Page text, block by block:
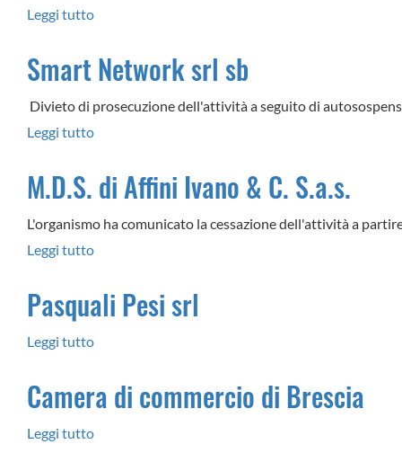
E
C.
LENZILAB
Leggi tutto
SRL
Smart Network srl sb
Divieto di prosecuzione dell'attività a seguito di
Leggi tutto
Network
M.D.S. di Affini Ivano & C. S.a.s.
L'organismo ha comunicato la cessazione dell'attività a
Leggi tutto
di
C.
Pasquali Pesi srl
Leggi tutto
Pesi
Camera di commercio di Brescia
Leggi tutto